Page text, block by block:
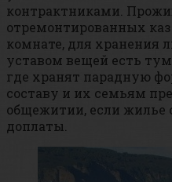
контрактниками.
отремонтированных
комнате, для хранения
уставом вещей есть
где хранят парадную
составу и их семьям
общежитии, если жилье
доплаты.